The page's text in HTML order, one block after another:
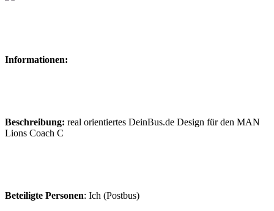
Informationen:
Beschreibung: real orientiertes DeinBus.de Design für den MAN
Lions Coach C
Beteiligte Personen: Ich (Postbus)